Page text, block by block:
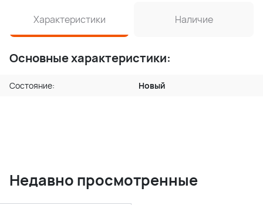
Характеристики Наличие
Основные характеристики:
Состояние: Новый
Недавно просмотренные